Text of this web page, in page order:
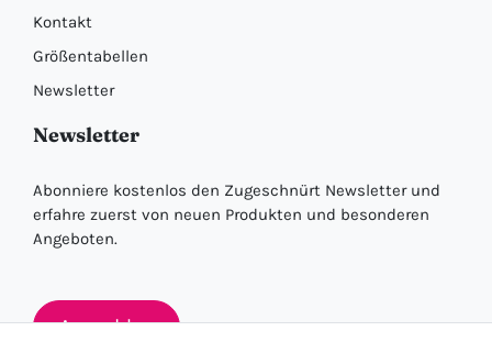
Kontakt
Größentabellen
Newsletter
Newsletter
Abonniere kostenlos den Zugeschnürt Newsletter und
erfahre zuerst von neuen Produkten und besonderen
Angeboten.
Anmelden